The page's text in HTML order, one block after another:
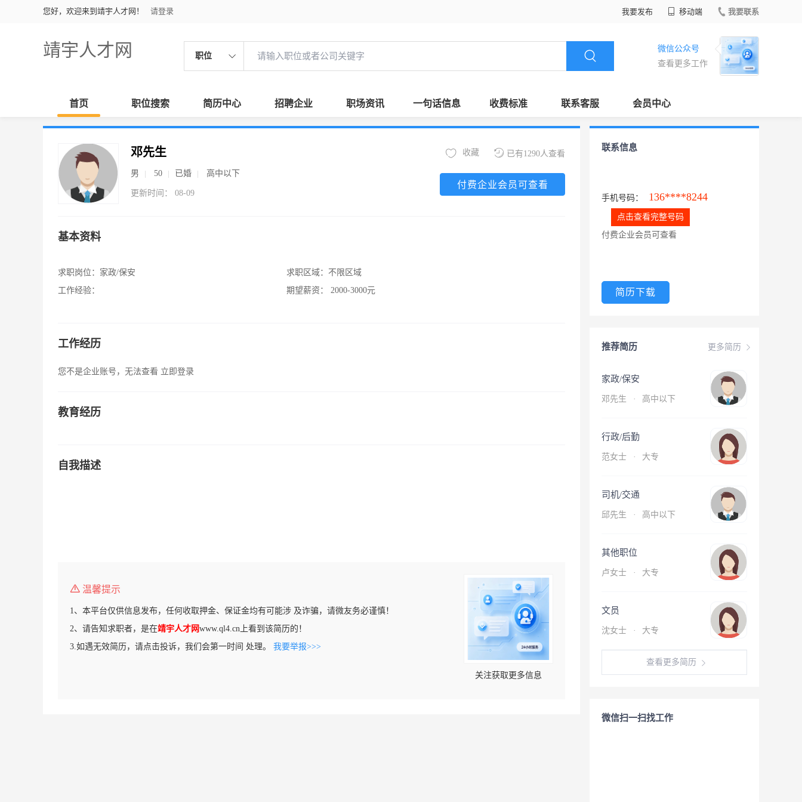
您好，欢迎来到靖宇人才网！ 请登录 我要发布 移动端 我要联系
靖宇人才网 职位
微信公众号
查看更多工作
首页 职位搜索 简历中心 招聘企业 职场资讯 一句话信息 收费标准 联系客服 会员中心
邓先生
男 50 已婚 高中以下
更新时间： 08-09
已有1290人查看
收藏
付费企业会员可查看
基本资料
求职岗位： 家政/保安
工作经验：
求职区域： 不限区域
期望薪资：
2000-3000元
工作经历
您不是企业账号，无法查看 立即登录
教育经历
自我描述
温馨提示
1、本平台仅供信息发布，任何收取押金、保证金均有可能涉 及诈骗，请微友务必谨慎！
2、请告知求职者，是在靖宇人才网www.ql4.cn上看到该简历的！
3.如遇无效简历，请点击投诉，我们会第一时间 处理。 我要举报>>>
关注获取更多信息
联系信息
手机号码： 136****8244
点击查看完整号码
付费企业会员可查看
简历下载
更多简历
推荐简历
家政/保安
邓先生 · 高中以下
行政/后勤
范女士 · 大专
司机/交通
邱先生 · 高中以下
其他职位
卢女士 · 大专
文员
沈女士 · 大专
查看更多简历
微信扫一扫找工作